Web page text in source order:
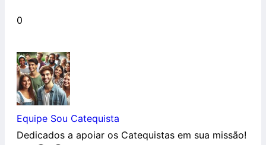
0
Equipe Sou Catequista
Dedicados a apoiar os Catequistas em sua missão!